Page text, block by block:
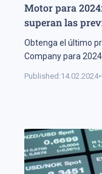
Motor para
superan las
Obtenga el último
Company para 2024.
Published:14.02.2024•